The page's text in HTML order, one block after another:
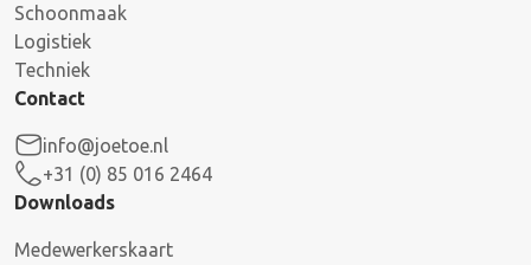
Schoonmaak
Logistiek
Techniek
Contact
info@joetoe.nl
+31 (0) 85 016 2464
Downloads
Medewerkerskaart